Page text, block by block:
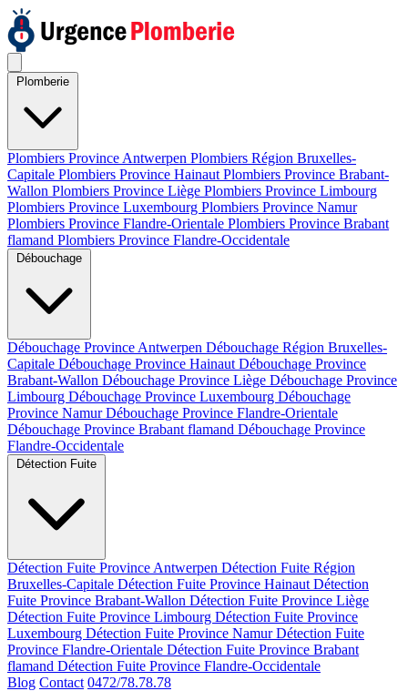
Plombiers Province Antwerpen Plombiers Région Bruxelles-
Capitale Plombiers Province Hainaut Plombiers Province Brabant-
Wallon Plombiers Province Liège Plombiers Province Limbourg
Plombiers Province Luxembourg Plombiers Province Namur
Plombiers Province Flandre-Orientale Plombiers Province Brabant
flamand Plombiers Province Flandre-Occidentale
Débouchage Province Antwerpen Débouchage Région Bruxelles-
Capitale Débouchage Province Hainaut Débouchage Province
Brabant-Wallon Débouchage Province Liège Débouchage Province
Limbourg Débouchage Province Luxembourg Débouchage
Province NamurDébouchage Province Flandre-Orientale
Débouchage Province Brabant flamand Débouchage Province
Flandre-Occidentale
Détection Fuite Province Antwerpen Détection Fuite Région
Bruxelles-Capitale Détection Fuite Province Hainaut Détection
Fuite Province Brabant-Wallon Détection Fuite Province Liège
Détection Fuite Province Limbourg Détection Fuite Province
Luxembourg Détection Fuite Province NamurDétection Fuite
Province Flandre-Orientale Détection Fuite Province Brabant
flamand Détection Fuite Province Flandre-Occidentale
Blog Contact 0472/78.78.78